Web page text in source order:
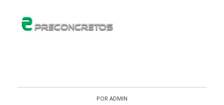
POR ADMIN